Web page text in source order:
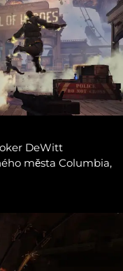
DeWitt
města Columbia,